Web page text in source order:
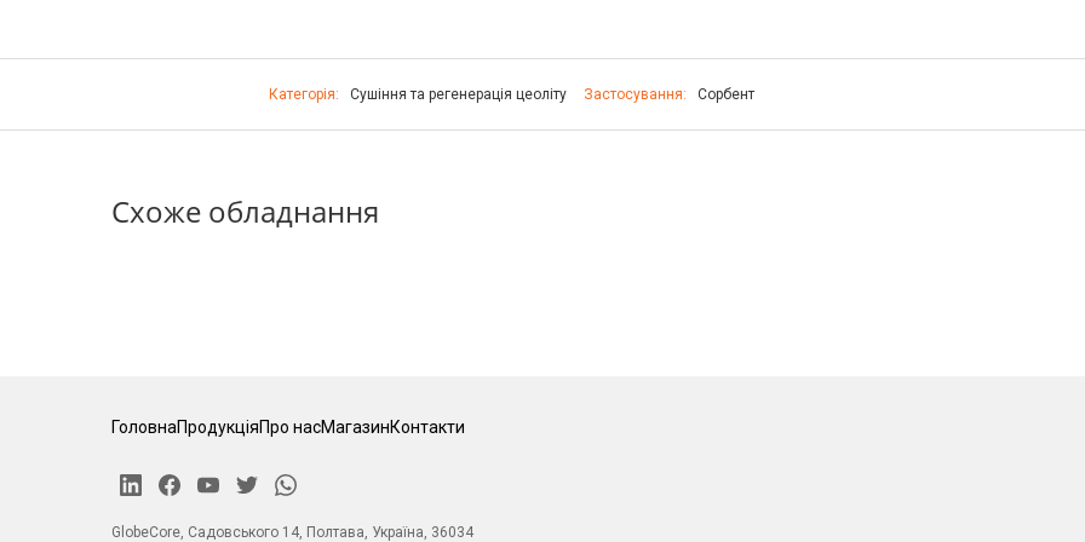
Категорія: Сушіння та регенерація цеоліту Застосування: Сорбент
Схоже обладнання
ГоловнаПродукціяПро насМагазинКонтакти
GlobeCore, Садовського 14, Полтава, Україна, 36034